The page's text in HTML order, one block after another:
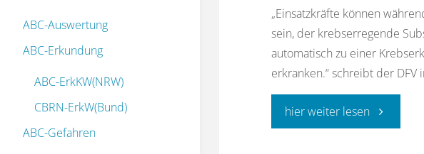
„Einsatzkräfte können
sein, der krebserregende
automatisch zu einer
erkranken.“ schreibt der
hier weiter lesen
ABC-Auswertung
ABC-Erkundung
ABC-ErkKW(NRW)
CBRN-ErkW(Bund)
ABC-Gefahren